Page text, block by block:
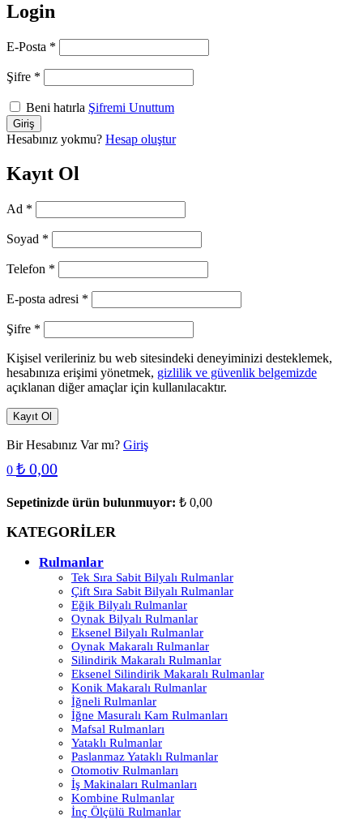
Login
E-Posta *
Şifre *
Beni hatırla Şifremi Unuttum
Hesabınız yokmu? Hesap oluştur
Kayıt Ol
Ad *
Soyad *
Telefon *
E-posta adresi *
Şifre *
Kişisel verileriniz bu web sitesindeki deneyiminizi desteklemek,
hesabınıza erişimi yönetmek, gizlilik ve güvenlik belgemizde
açıklanan diğer amaçlar için kullanılacaktır.
Kayıt Ol
Bir Hesabınız Var mı? Giriş
0 ₺ 0,00
Sepetinizde ürün bulunmuyor: ₺ 0,00
KATEGORİLER
Rulmanlar
Tek Sıra Sabit Bilyalı Rulmanlar
Çift Sıra Sabit Bilyalı Rulmanlar
Eğik Bilyalı Rulmanlar
Oynak Bilyalı Rulmanlar
Eksenel Bilyalı Rulmanlar
Oynak Makaralı Rulmanlar
Silindirik Makaralı Rulmanlar
Eksenel Silindirik Makaralı Rulmanlar
Konik Makaralı Rulmanlar
İğneli Rulmanlar
İğne Masuralı Kam Rulmanları
Mafsal Rulmanları
Yataklı Rulmanlar
Paslanmaz Yataklı Rulmanlar
Otomotiv Rulmanları
İş Makinaları Rulmanları
Kombine Rulmanlar
İnç Ölçülü Rulmanlar